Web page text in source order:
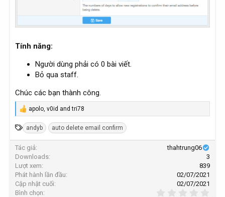
Tính năng:
Người dùng phải có 0 bài viết.
Bỏ qua staff.
Chúc các bạn thành công.
R
a
t
i
o
n
s
:
apolo, v0id andtri78
T
ừ
k
h
ó
andyb auto delete email confirm
Tác giả
thahtrung06
Downloads
3
Lượt xem
839
Phát hành lần đầu
02/07/2021
Cập nhật cuối
02/07/2021
Bình chọn